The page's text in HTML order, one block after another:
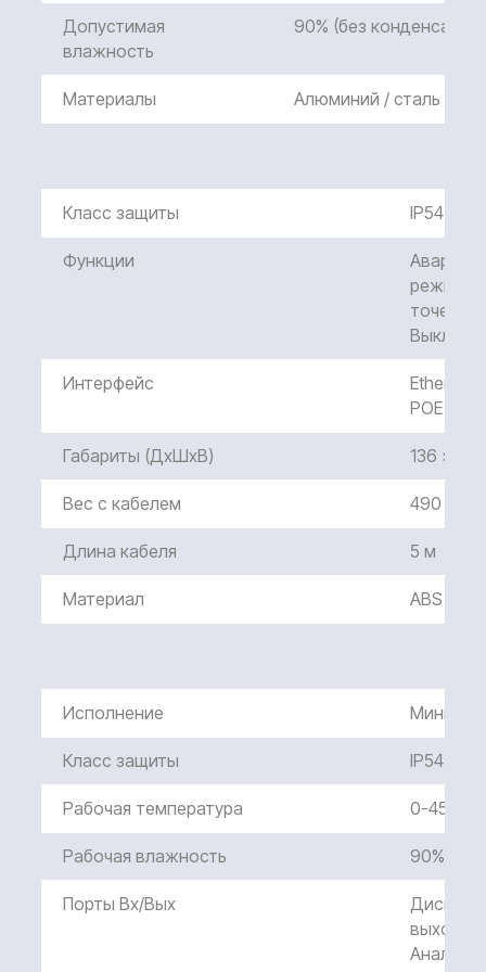
Допустимая
влажность
90% (без конденсата)
Материалы Алюминий / сталь
Класс защиты IP54
Функции
режим,
точек,
Интерфейс
Ethernet
POE
Габариты (ДхШхВ) 136 x
Вес с кабелем 490 г
Длина кабеля 5 м
Материал ABS
Исполнение Мини
Класс защиты IP54
Рабочая температура 0-45°C
Рабочая влажность 90%
Порты Вх/Вых
выход -
Многофункциональная аварийная кнопка/пост,
совмещающая базовые функций управления
роботом. Дополнительно в кнопке имеется
интерфейс Ethernet, позволяющий подключиться
планшетам и другим устройствам через интерфейс
RJ45 и напрямую войти в WEB интерфейс обучения.